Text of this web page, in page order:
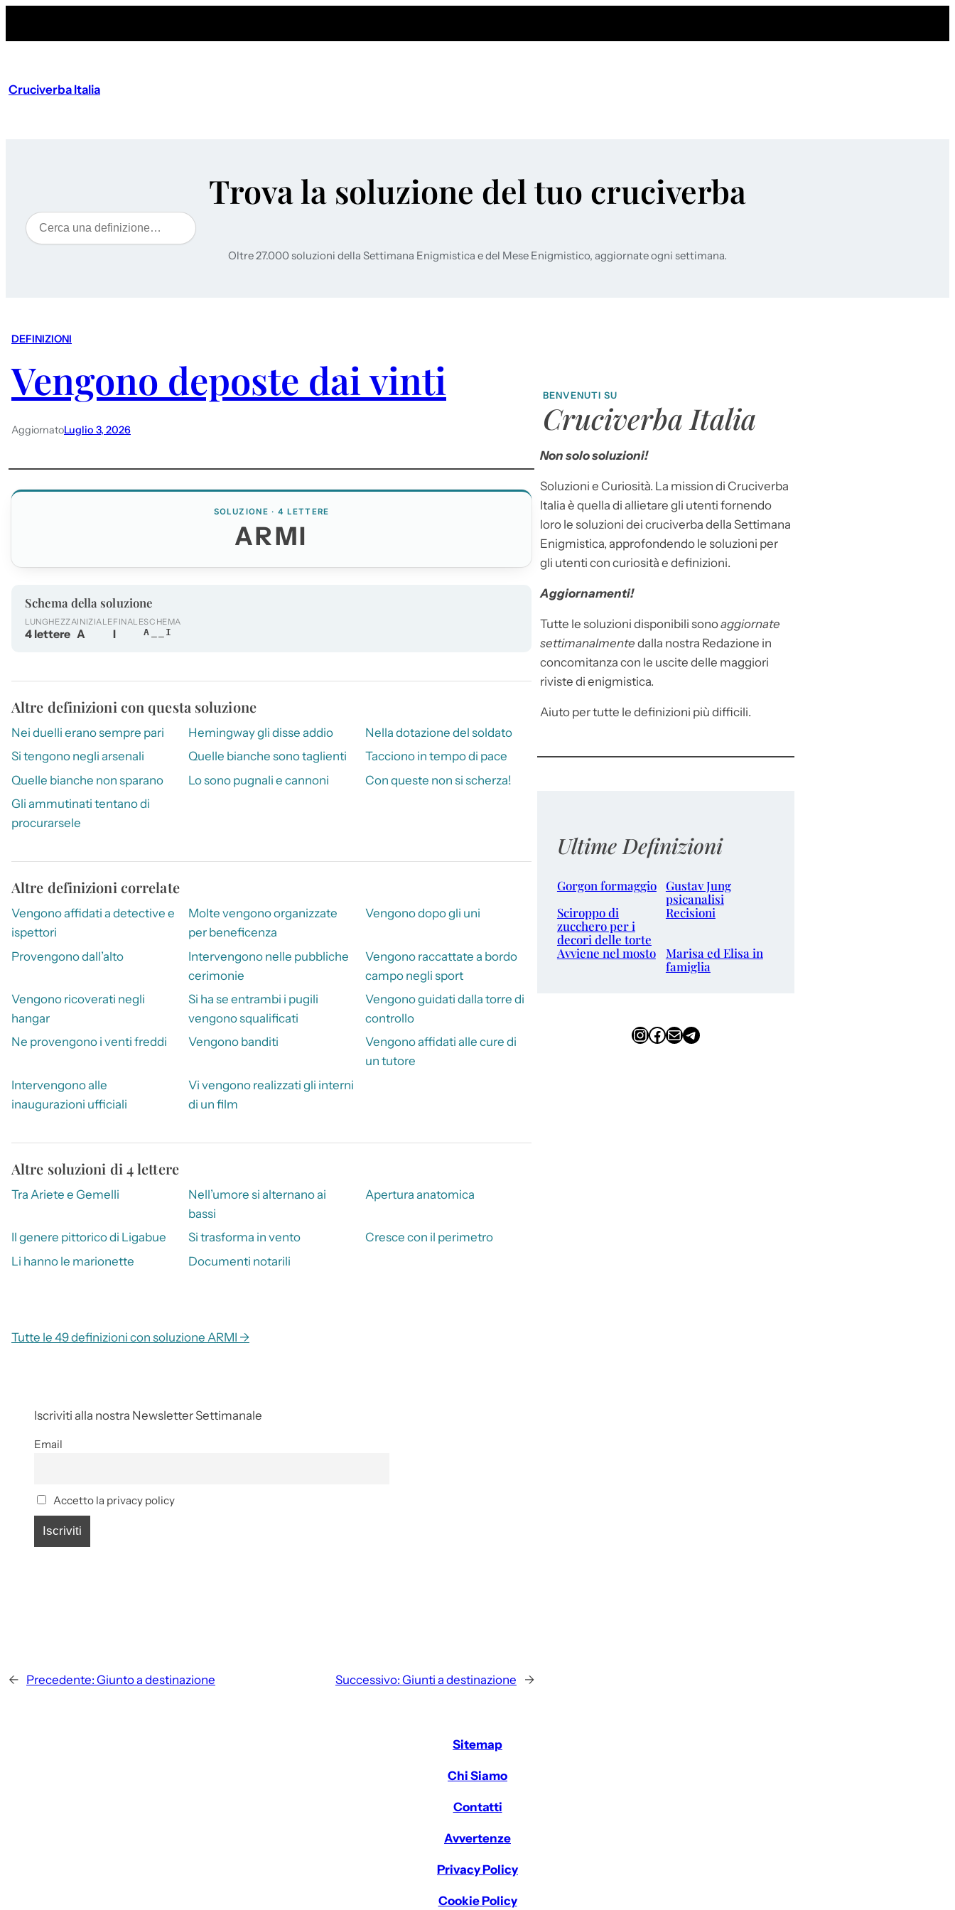
Cruciverba Italia
Trova la soluzione del tuo cruciverba
Cerca
Oltre 27.000 soluzioni della Settimana Enigmistica e del Mese Enigmistico, aggiornate ogni settimana.
DEFINIZIONI
Vengono deposte dai vinti
AggiornatoLuglio 3, 2026
SOLUZIONE · 4 LETTERE
ARMI
Schema della soluzione
LUNGHEZZA
4 lettere
INIZIALE
A
FINALE
I
SCHEMA
A__I
Altre definizioni con questa soluzione
Nei duelli erano sempre pari Hemingway gli disse addio
Nella dotazione del soldato
Si tengono negli arsenali
Quelle bianche sono taglienti
Tacciono in tempo di pace
Quelle bianche non sparano
Lo sono pugnali e cannoni
Con queste non si scherza!
Gli ammutinati tentano di
procurarsele
Altre definizioni correlate
Vengono affidati a detective e
ispettori
Molte vengono organizzate
per beneficenza
Vengono dopo gli uni
Provengono dall’alto
Intervengono nelle pubbliche
cerimonie
Vengono raccattate a bordo
campo negli sport
Vengono ricoverati negli
hangar
Si ha se entrambi i pugili
vengono squalificati
Vengono guidati dalla torre di
controllo
Ne provengono i venti freddi
Vengono banditi
Vengono affidati alle cure di
un tutore
Intervengono alle
inaugurazioni ufficiali
Vi vengono realizzati gli interni
di un film
Altre soluzioni di 4 lettere
Tra Ariete e Gemelli
Nell’umore si alternano ai
bassi
Apertura anatomica
Il genere pittorico di Ligabue Si trasforma in vento
Cresce con il perimetro
Li hanno le marionette
Documenti notarili
Tutte le 49 definizioni con soluzione ARMI →
Iscriviti alla nostra Newsletter Settimanale
Email
Accetto la privacy policy
← Precedente: Giunto a destinazione Successivo: Giunti a destinazione →
BENVENUTI SU
Cruciverba Italia
Non solo soluzioni!
Soluzioni e Curiosità. La mission di Cruciverba
Italia è quella di allietare gli utenti fornendo
loro le soluzioni dei cruciverba della Settimana
Enigmistica, approfondendo le soluzioni per
gli utenti con curiosità e definizioni.
Aggiornamenti!
Tutte le soluzioni disponibili sonoaggiornate
settimanalmente dalla nostra Redazione in
concomitanza con le uscite delle maggiori
riviste di enigmistica.
Aiuto per tutte le definizioni più difficili.
Ultime Definizioni
Gorgon formaggio Gustav Jung
psicanalisi
Sciroppo di
zucchero per i
decori delle torte
Recisioni
Avviene nel mosto
Marisa ed Elisa in
famiglia
InstagramFacebook Email Telegram
Sitemap
Chi Siamo
Contatti
Avvertenze
Privacy Policy
Cookie Policy